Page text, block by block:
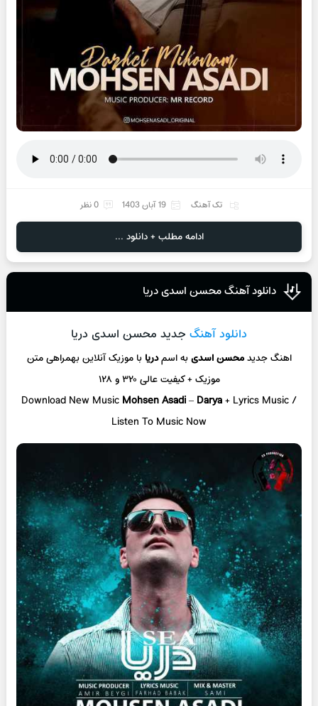
تک آهنگ 19 آبان 1403 0 نظر
ادامه مطلب + دانلود ...
دانلود آهنگ محسن اسدی دریا
دانلود آهنگ جدید محسن اسدی دریا
اهنگ جدیدمحسن اسدیبه اسمدریابا موزیک آنلاینبهمراهی متن
موزیک + کیفیت عالی ۳۲۰ و ۱۲۸
Download New Music Mohsen Asadi– Darya+ Lyrics Music /
Listen To Music Now